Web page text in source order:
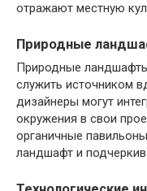
отражают местную
Природные
Природные
служить источником
дизайнеры могут
окружения в свои
органичные
ландшафт и